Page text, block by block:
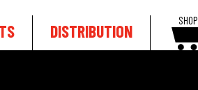
DISTRIBUTION
SHOP